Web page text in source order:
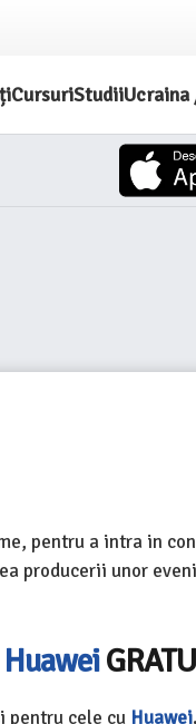
CursuriStudiiUcraina
pentru a intra in
producerii unor
Huawei
pentru cele cu Huawei.